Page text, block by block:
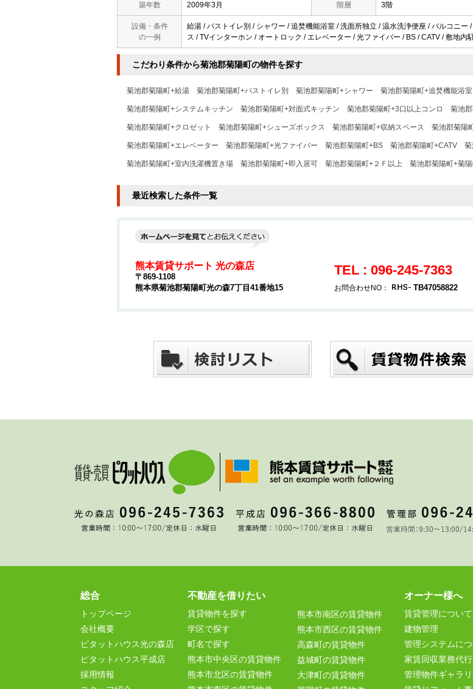
築年数 2009年3月 階層 3階
設備・条件
の一例
給湯 / バストイレ別 / シャワー / 追焚機能浴室 / 洗面所独立 / 温水洗浄便座 / バルコニ
ス / TVインターホン / オートロック / エレベーター / 光ファイバー / BS / CATV / 敷地
こだわり条件から菊池郡菊陽町の物件を探す
菊池郡菊陽町+給湯 菊池郡菊陽町+バストイレ別 菊池郡菊陽町+シャワー 菊池郡菊陽町+追焚機能浴室
菊池郡菊陽町+システムキッチン 菊池郡菊陽町+対面式キッチン 菊池郡菊陽町+3口以上コンロ 菊池
菊池郡菊陽町+クロゼット 菊池郡菊陽町+シューズボックス 菊池郡菊陽町+収納スペース 菊池郡菊陽
菊池郡菊陽町+エレベーター 菊池郡菊陽町+光ファイバー 菊池郡菊陽町+BS 菊池郡菊陽町+CATV
菊池郡菊陽町+室内洗濯機置き場 菊池郡菊陽町+即入居可 菊池郡菊陽町+２Ｆ以上 菊池郡菊陽町+菊
最近検索した条件一覧
熊本賃貸サポート 光の森店
〒869-1108
熊本県菊池郡菊陽町光の森7丁目41番地15
TEL : 096-245-7363
お問合わせNO： TB47058822
総合
トップページ
会社概要
ピタットハウス光の森店
ピタットハウス平成店
採用情報
不動産を借りたい
賃貸物件を探す
学区で探す
町名で探す
熊本市中央区の賃貸物件
熊本市北区の賃貸物件
熊本市南区の賃貸物件
熊本市西区の賃貸物件
高森町の賃貸物件
益城町の賃貸物件
大津町の賃貸物件
オーナー様へ
賃貸管理について
建物管理
管理システムに
家賃回収業務代行
管理物件ギャラ